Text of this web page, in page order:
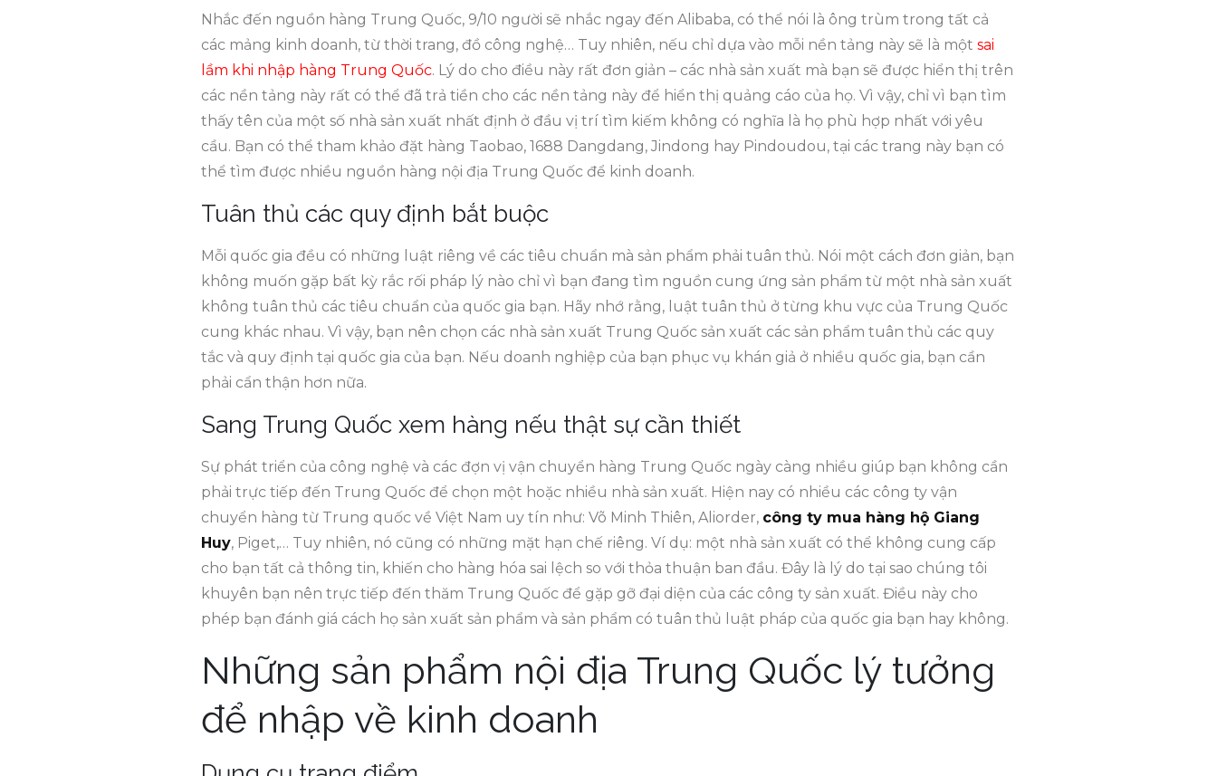
Nhắc đến nguồn hàng Trung Quốc, 9/10 người sẽ nhắc ngay đến Alibaba, có thể nói là ông trùm trong tất cả
các mảng kinh doanh, từ thời trang, đồ công nghệ… Tuy nhiên, nếu chỉ dựa vào mỗi nền tảng này sẽ là một sai
lầm khi nhập hàng Trung Quốc. Lý do cho điều này rất đơn giản – các nhà sản xuất mà bạn sẽ được hiển thị trên
các nền tảng này rất có thể đã trả tiền cho các nền tảng này để hiển thị quảng cáo của họ. Vì vậy, chỉ vì bạn tìm
thấy tên của một số nhà sản xuất nhất định ở đầu vị trí tìm kiếm không có nghĩa là họ phù hợp nhất với yêu
cầu. Bạn có thể tham khảo đặt hàng Taobao, 1688 Dangdang, Jindong hay Pindoudou, tại các trang này bạn có
thể tìm được nhiều nguồn hàng nội địa Trung Quốc để kinh doanh.
Tuân thủ các quy định bắt buộc
Mỗi quốc gia đều có những luật riêng về các tiêu chuẩn mà sản phẩm phải tuân thủ. Nói một cách đơn giản, bạn
không muốn gặp bất kỳ rắc rối pháp lý nào chỉ vì bạn đang tìm nguồn cung ứng sản phẩm từ một nhà sản xuất
không tuân thủ các tiêu chuẩn của quốc gia bạn. Hãy nhớ rằng, luật tuân thủ ở từng khu vực của Trung Quốc
cung khác nhau. Vì vậy, bạn nên chọn các nhà sản xuất Trung Quốc sản xuất các sản phẩm tuân thủ các quy
tắc và quy định tại quốc gia của bạn. Nếu doanh nghiệp của bạn phục vụ khán giả ở nhiều quốc gia, bạn cần
phải cẩn thận hơn nữa.
Sang Trung Quốc xem hàng nếu thật sự cần thiết
Sự phát triển của công nghệ và các đợn vị vận chuyển hàng Trung Quốc ngày càng nhiều giúp bạn không cần
phải trực tiếp đến Trung Quốc để chọn một hoặc nhiều nhà sản xuất. Hiện nay có nhiều các công ty vận
chuyển hàng từ Trung quốc về Việt Nam uy tín như: Võ Minh Thiên, Aliorder, công ty mua hàng hộ Giang
Huy, Piget,… Tuy nhiên, nó cũng có những mặt hạn chế riêng. Ví dụ: một nhà sản xuất có thể không cung cấp
cho bạn tất cả thông tin, khiến cho hàng hóa sai lệch so với thỏa thuận ban đầu. Đây là lý do tại sao chúng tôi
khuyên bạn nên trực tiếp đến thăm Trung Quốc để gặp gỡ đại diện của các công ty sản xuất. Điều này cho
phép bạn đánh giá cách họ sản xuất sản phẩm và sản phẩm có tuân thủ luật pháp của quốc gia bạn hay không.
Những sản phẩm nội địa Trung Quốc lý tưởng
để nhập về kinh doanh